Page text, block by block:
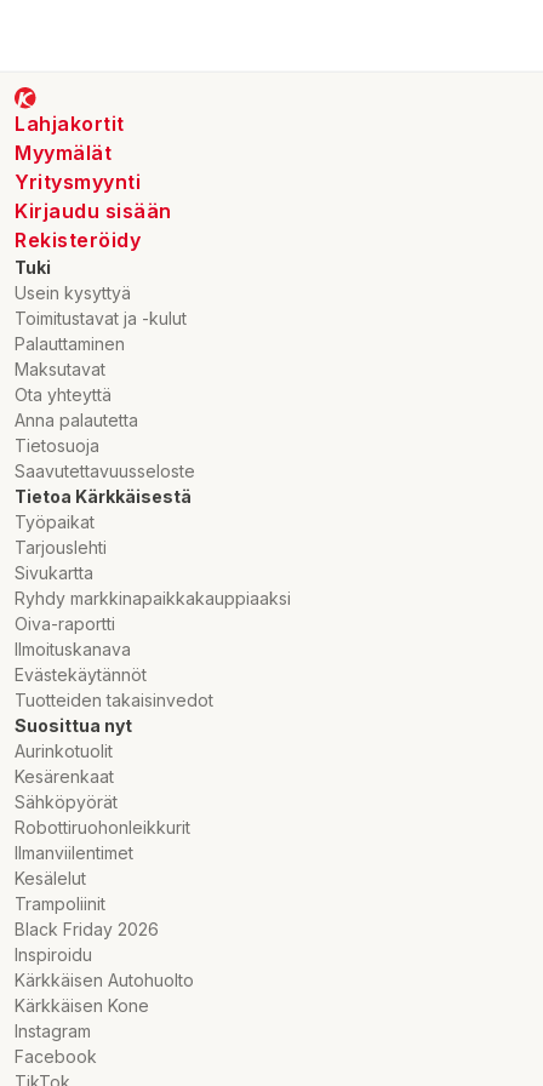
Lahjakortit
Myymälät
Yritysmyynti
Kirjaudu sisään
Rekisteröidy
Tuki
Usein kysyttyä
Toimitustavat ja -kulut
Palauttaminen
Maksutavat
Ota yhteyttä
Anna palautetta
Tietosuoja
Saavutettavuusseloste
Tietoa Kärkkäisestä
Työpaikat
Tarjouslehti
Sivukartta
Ryhdy markkinapaikkakauppiaaksi
Oiva-raportti
Ilmoituskanava
Evästekäytännöt
Tuotteiden takaisinvedot
Suosittua nyt
Aurinkotuolit
Kesärenkaat
Sähköpyörät
Robottiruohonleikkurit
Ilmanviilentimet
Kesälelut
Trampoliinit
Black Friday 2026
Inspiroidu
Kärkkäisen Autohuolto
Kärkkäisen Kone
Instagram
Facebook
TikTok